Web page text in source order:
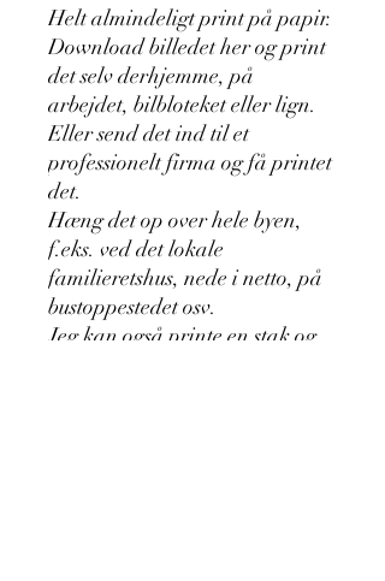
Helt almindeligt print på papir.
Download billedet her og print
det selv derhjemme, på
arbejdet, bilbloteket eller lign.
Eller send det ind til et
professionelt firma og få printet
det.
Hæng det op over hele byen,
f.eks. ved det lokale
familieretshus, nede i netto, på
bustoppestedet osv.
Jeg kan også printe en stak og